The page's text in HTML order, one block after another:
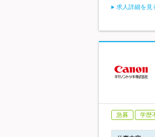
求人詳細を見
急募 学歴